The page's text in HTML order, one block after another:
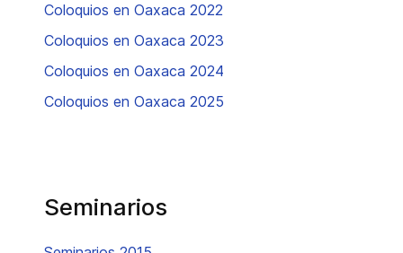
Coloquios en Oaxaca 2022
Coloquios en Oaxaca 2023
Coloquios en Oaxaca 2024
Coloquios en Oaxaca 2025
Seminarios